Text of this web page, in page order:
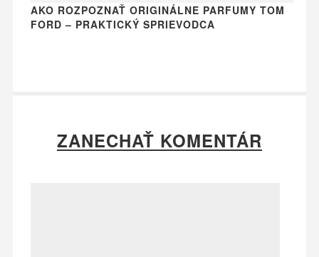
AKO ROZPOZNAŤ ORIGINÁLNE PARFUMY TOM
FORD – PRAKTICKÝ SPRIEVODCA
ZANECHAŤ KOMENTÁR